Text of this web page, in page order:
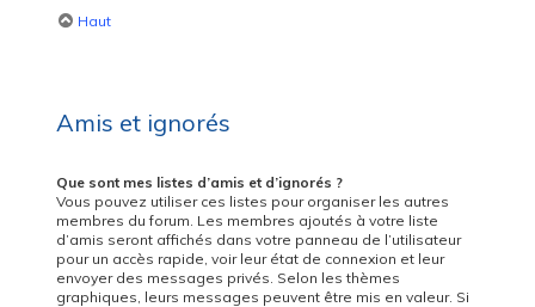
Haut
Amis et ignorés
Que sont mes listes d’amis et d’ignorés ?
Vous pouvez utiliser ces listes pour organiser les autres
membres du forum. Les membres ajoutés à votre liste
d’amis seront affichés dans votre panneau de l’utilisateur
pour un accès rapide, voir leur état de connexion et leur
envoyer des messages privés. Selon les thèmes
graphiques, leurs messages peuvent être mis en valeur. Si